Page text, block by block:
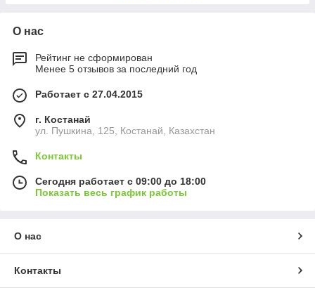
О нас
Рейтинг не сформирован
Менее 5 отзывов за последний год
Работает с 27.04.2015
г. Костанай
ул. Пушкина, 125, Костанай, Казахстан
Контакты
Сегодня работает с 09:00 до 18:00
Показать весь график работы
О нас
Контакты